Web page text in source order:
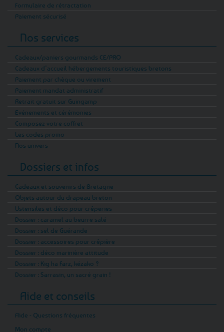
Formulaire de rétractation
Paiement sécurisé
Nos services
Cadeaux/paniers gourmands CE/PRO
Cadeaux d’accueil hébergements touristiques bretons
Paiement par chèque ou virement
Paiement mandat administratif
Retrait gratuit sur Guingamp
Evénements et cérémonies
Composez votre coffret
Les codes promo
Nos univers
Dossiers et infos
Cadeaux et souvenirs de Bretagne
Objets autour du drapeau breton
Ustensiles et déco pour crêperies
Dossier : caramel au beurre salé
Dossier : sel de Guérande
Dossier : accessoires pour crêpière
Dossier : déco marinière attitude
Dossier : Kig ha Farz, kézako ?
Dossier : Sarrasin, un sacré grain !
Aide et conseils
Aide - Questions fréquentes
Mon compte